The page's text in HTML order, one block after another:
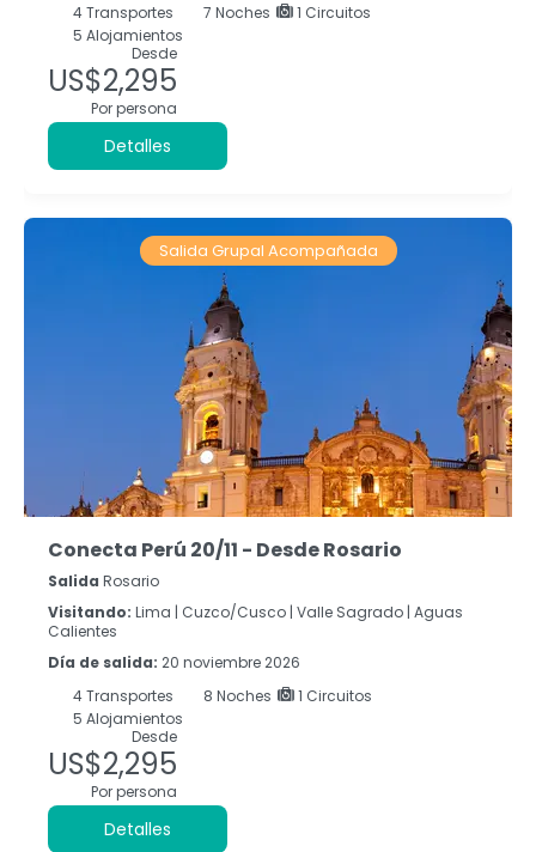
4Transportes 7 Noches
1 Circuitos
5 Alojamientos
Desde
US$2,295
Por persona
Detalles
Salida Grupal Acompañada
Conecta Perú 20/11 - Desde Rosario
Salida Rosario
Visitando: Lima | Cuzco/Cusco | Valle Sagrado | Aguas
Calientes
Día de salida: 20 noviembre 2026
4Transportes 8 Noches
1 Circuitos
5 Alojamientos
Desde
US$2,295
Por persona
Detalles